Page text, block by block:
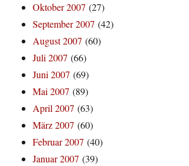
Oktober 2007 (27)
September 2007 (42)
August 2007 (60)
Juli 2007 (66)
Juni 2007 (69)
Mai 2007 (89)
April 2007 (63)
März 2007 (60)
Februar 2007 (40)
Januar 2007 (39)